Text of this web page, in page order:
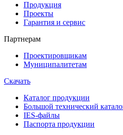
Продукция
Проекты
Гарантия и сервис
Партнерам
Проектировщикам
Муниципалитетам
Скачать
Каталог продукции
Большой технический
IES-файлы
Паспорта продукции